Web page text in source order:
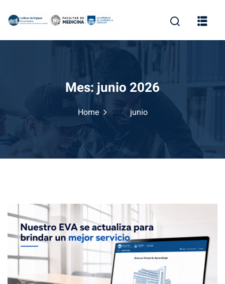
Mes:junio 2026
Home 2026junio